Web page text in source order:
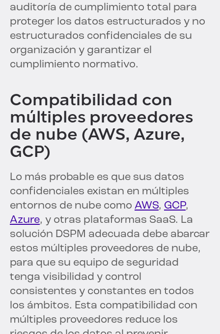
auditoría de cumplimiento total para
proteger los datos estructurados y no
estructurados confidenciales de su
organización y garantizar el
cumplimiento normativo.
Compatibilidad con
múltiples proveedores
de nube (AWS, Azure,
GCP)
Lo más probable es que sus datos
confidenciales existan en múltiples
entornos de nube como AWS, GCP,
Azure, y otras plataformas SaaS. La
solución DSPM adecuada debe abarcar
estos múltiples proveedores de nube,
para que su equipo de seguridad
tenga visibilidad y control
consistentes y constantes en todos
los ámbitos. Esta compatibilidad con
múltiples proveedores reduce los